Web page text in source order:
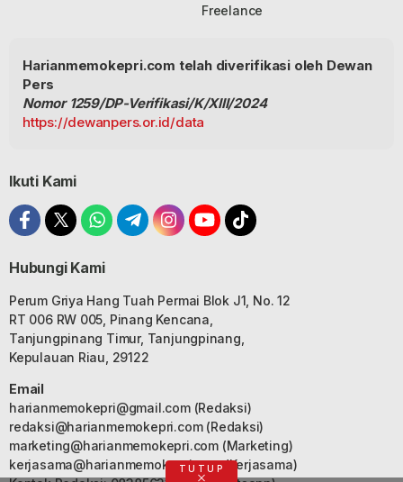
Freelance
Harianmemokepri.com telah diverifikasi oleh Dewan
Pers
Nomor 1259/DP-Verifikasi/K/XIII/2024
https://dewanpers.or.id/data
Ikuti Kami
Hubungi Kami
Perum Griya Hang Tuah Permai Blok J1, No. 12
RT 006 RW 005, Pinang Kencana,
Tanjungpinang Timur, Tanjungpinang,
Kepulauan Riau, 29122
Email
harianmemokepri@gmail.com(Redaksi)
redaksi@harianmemokepri.com(Redaksi)
marketing@harianmemokepri.com(Marketing)
kerjasama@harianmemokepri.com(Kerjasama)
TUTUP